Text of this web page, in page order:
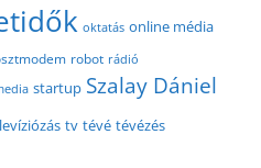
oktatás online média
robot rádió
startup Szalay Dániel
tv tévé tévézés